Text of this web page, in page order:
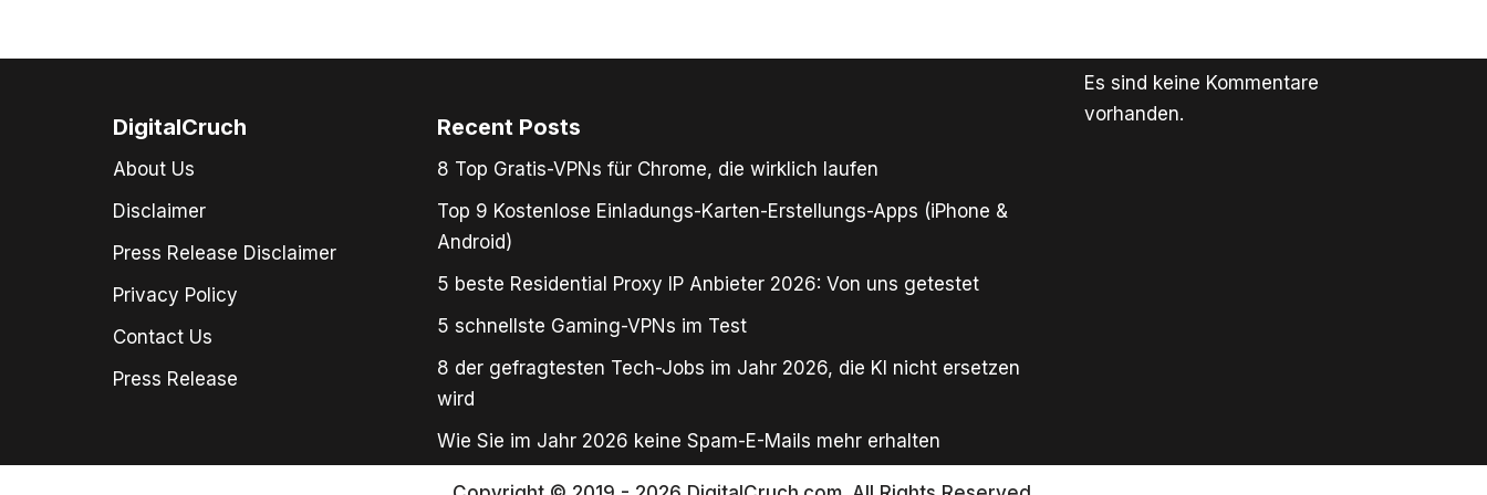
DigitalCruch
About Us
Disclaimer
Press Release Disclaimer
Privacy Policy
Contact Us
Press Release
Recent Posts
8 Top Gratis-VPNs für Chrome, die wirklich laufen
Top 9 Kostenlose Einladungs-Karten-Erstellungs-Apps (iPhone &
Android)
5 beste Residential Proxy IP Anbieter 2026: Von uns getestet
5 schnellste Gaming-VPNs im Test
8 der gefragtesten Tech-Jobs im Jahr 2026, die KI nicht ersetzen
wird
Wie Sie im Jahr 2026 keine Spam-E-Mails mehr erhalten
Es sind keine Kommentare
vorhanden.